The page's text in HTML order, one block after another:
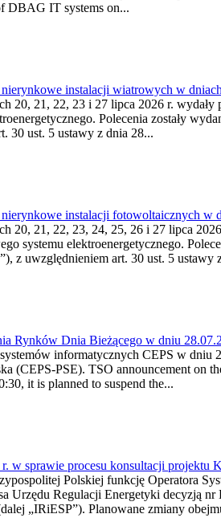
DBAG IT systems on...
instalacji wiatrowych w
20, 21, 22, 23 i 27 lipca 2026 r.
Polecenia zostały
30 ust. 5 ustawy z dnia 28...
instalacji fotowoltaicznych w
20, 21, 22, 23, 24, 25, 26 i 27 lipca
systemu elektroenergetycznego.
z uwzględnieniem art. 30 ust. 5 ustawy
Rynków Dnia Bieżącego w dniu
informatycznych CEPS w
(CEPS-PSE). TSO announcement on
it is planned to suspend the...
w sprawie procesu konsultacji
Polskiej funkcję Operatora
Urzędu Regulacji Energetyki decyzją
„IRiESP”). Planowane zmiany